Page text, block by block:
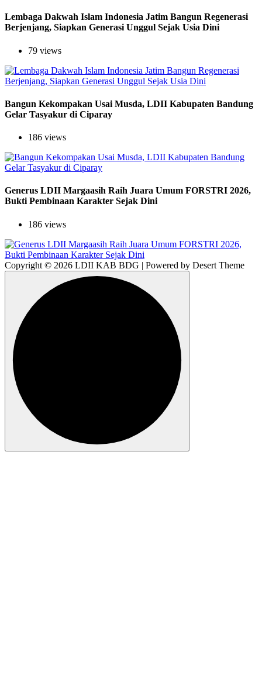
Lembaga Dakwah Islam Indonesia Jatim Bangun Regenerasi
Berjenjang, Siapkan Generasi Unggul Sejak Usia Dini
79 views
Bangun Kekompakan Usai Musda, LDII Kabupaten Bandung
Gelar Tasyakur di Ciparay
186 views
Generus LDII Margaasih Raih Juara Umum FORSTRI 2026,
Bukti Pembinaan Karakter Sejak Dini
186 views
Copyright © 2026 LDII KAB BDG | Powered by Desert Theme